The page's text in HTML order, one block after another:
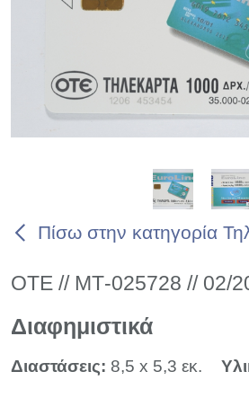
Πίσω στην κατηγορία
ΟΤΕ // ΜΤ-025728 // 02/
Διαφημιστικά
Διαστάσεις: 8,5 x 5,3 εκ.